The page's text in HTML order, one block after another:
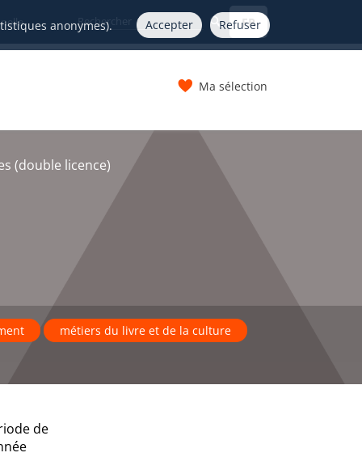
anonymes). Accepter Refuser
FR
Ma sélection
(double licence)
métiers du livre et de la culture
de